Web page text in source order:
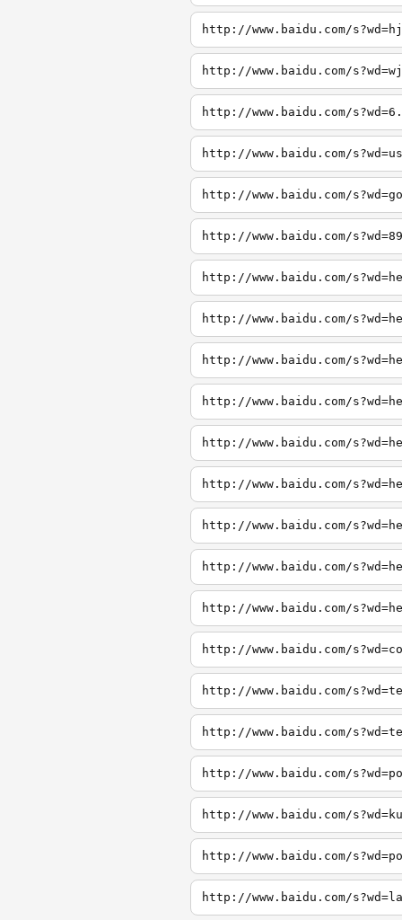
http://www.baidu.com/
http://www.baidu.com/
http://www.baidu.com/
http://www.baidu.com/
http://www.baidu.com/
http://www.baidu.com/
http://www.baidu.com/
http://www.baidu.com/
http://www.baidu.com/
http://www.baidu.com/
http://www.baidu.com/
http://www.baidu.com/
http://www.baidu.com/
http://www.baidu.com/
http://www.baidu.com/
http://www.baidu.com/
http://www.baidu.com/
http://www.baidu.com/
http://www.baidu.com/
http://www.baidu.com/
http://www.baidu.com/
http://www.baidu.com/